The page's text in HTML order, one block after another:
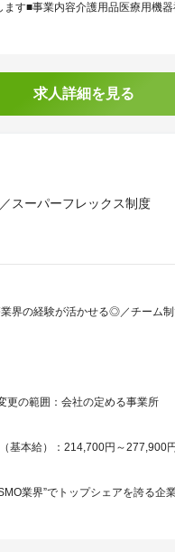
す■事業内容介護用品医療用機
求人詳細を見る
スーパーフレックス制度
の経験が活かせる◎／チーム制
更の範囲：会社の定める事業所
基本給）：214,700円～277,900
業界”でトップシェアを誇る企